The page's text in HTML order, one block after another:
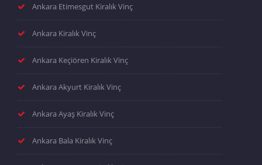
Ankara Etimesgut Kiralık Vinç
Ankara Kiralık Vinç
Ankara Keçiören Kiralık Vinç
Ankara Akyurt Kiralık Vinç
Ankara Ayaş Kiralık Vinç
Ankara Bala Kiralık Vinç